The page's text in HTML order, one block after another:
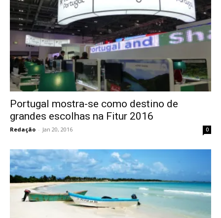
Portugal mostra-se como destino de
grandes escolhas na Fitur 2016
Redação - Jan 20, 2016 0